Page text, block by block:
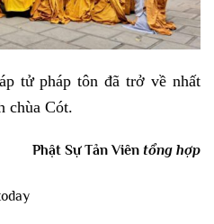
tử pháp tôn đã trở về nhất
chùa Cót.
Phật Sự Tản Viên tổng hợp